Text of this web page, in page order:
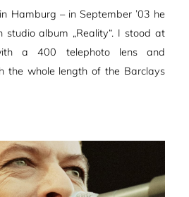
Hamburg – in September ’03 he
studio album „Reality“. I stood at
a 400 telephoto lens and
the whole length of the Barclays